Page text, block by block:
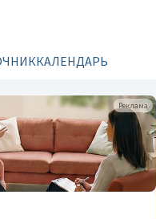
КАЛЕНДАРЬ
Реклама